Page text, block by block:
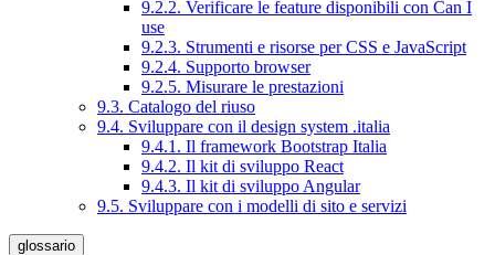
9.2.2. Verificare le feature disponibili con Can I
use
9.2.3. Strumenti e risorse per CSS e JavaScript
9.2.4. Supporto browser
9.2.5. Misurare le prestazioni
9.3. Catalogo del riuso
9.4. Sviluppare con il design system .italia
9.4.1. Il framework Bootstrap Italia
9.4.2. Il kit di sviluppo React
9.4.3. Il kit di sviluppo Angular
9.5. Sviluppare con i modelli di sito e servizi
glossario